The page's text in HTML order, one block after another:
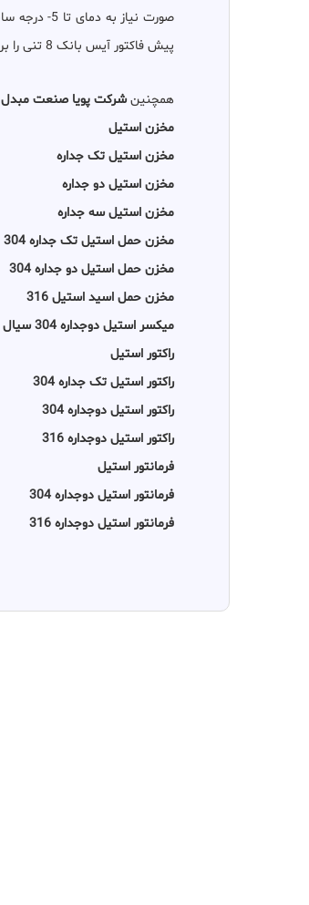
پیش فاکتور آیس بانک 8 تنی را برای شما آورده ایم.
همچنین شرکت پویا صنعت مبدل
مخزن استیل
مخزن استیل تک جداره
مخزن استیل دو جداره
مخزن استیل سه جداره
مخزن حمل استیل تک جداره 304
مخزن حمل استیل دو جداره 304
مخزن حمل اسید استیل 316
میکسر استیل دوجداره 304 سیال
راکتور استیل
راکتور استیل تک جداره 304
راکتور استیل دوجداره 304
راکتور استیل دوجداره 316
فرمانتور استیل
فرمانتور استیل دوجداره 304
فرمانتور استیل دوجداره 316